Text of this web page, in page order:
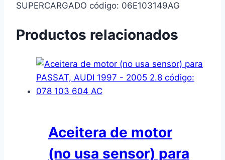
SUPERCARGADO código: 06E103149AG
Productos relacionados
Aceitera de motor
(no usa sensor) para